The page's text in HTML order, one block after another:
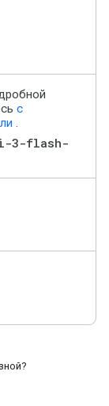
с
.
3-flash-